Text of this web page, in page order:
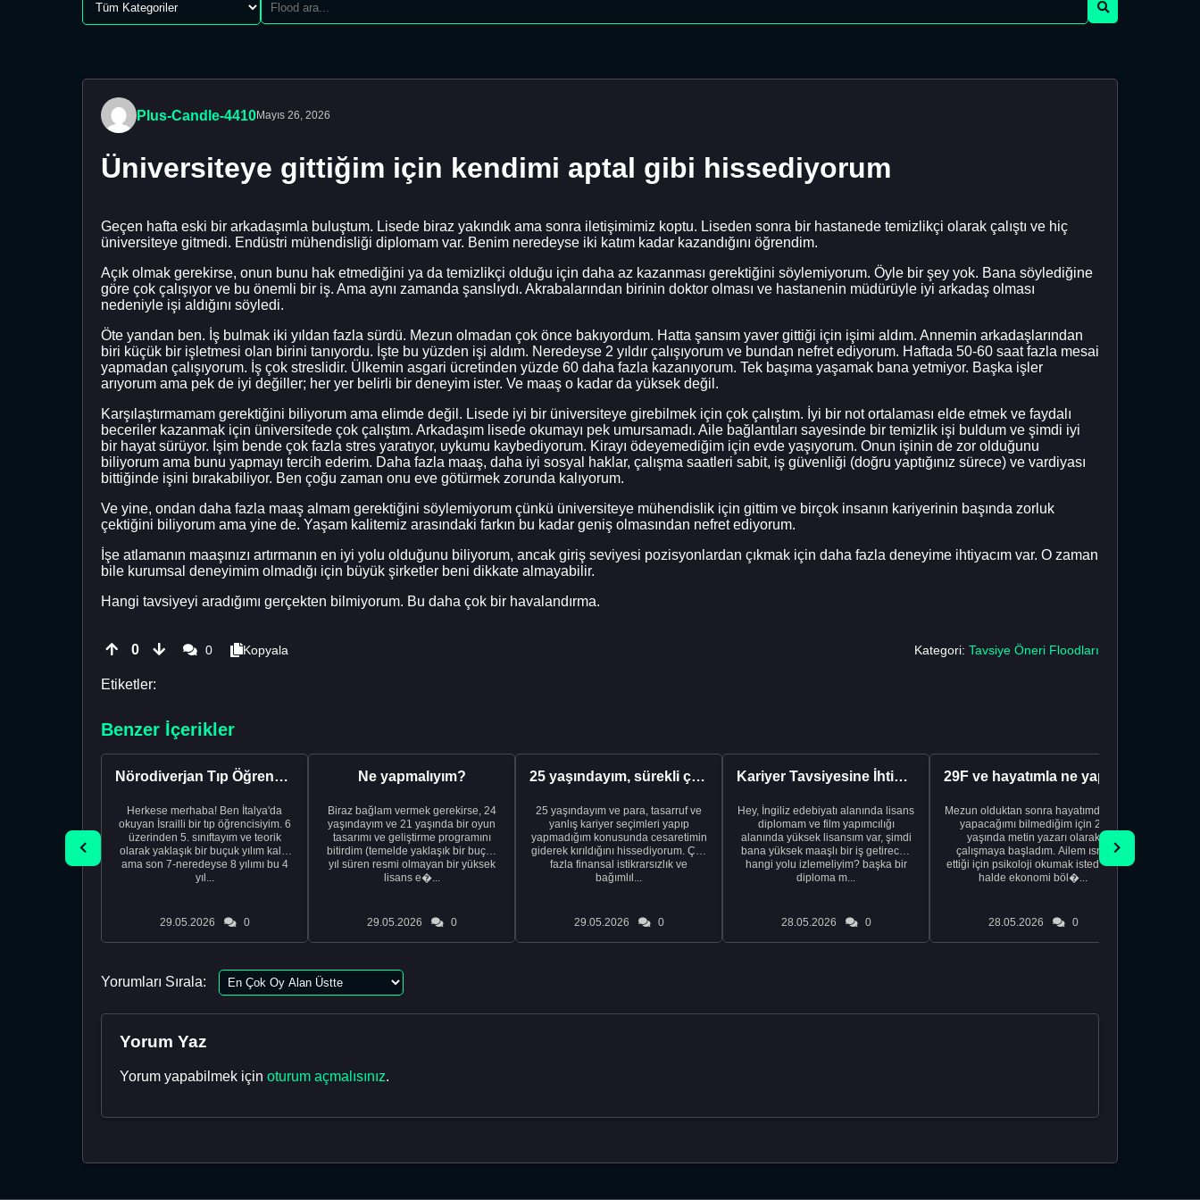
Plus-Candle-4410Mayıs 26, 2026
Üniversiteye gittiğim için kendimi aptal gibi hissediyorum
Geçen hafta eski bir arkadaşımla buluştum. Lisede biraz yakındık ama sonra iletişimimiz koptu. Liseden sonra bir hastanede temizlikçi olarak çalıştı ve hiç
üniversiteye gitmedi. Endüstri mühendisliği diplomam var. Benim neredeyse iki katım kadar kazandığını öğrendim.
Açık olmak gerekirse, onun bunu hak etmediğini ya da temizlikçi olduğu için daha az kazanması gerektiğini söylemiyorum. Öyle bir şey yok. Bana söylediğine
göre çok çalışıyor ve bu önemli bir iş. Ama aynı zamanda şanslıydı. Akrabalarından birinin doktor olması ve hastanenin müdürüyle iyi arkadaş olması
nedeniyle işi aldığını söyledi.
Öte yandan ben. İş bulmak iki yıldan fazla sürdü. Mezun olmadan çok önce bakıyordum. Hatta şansım yaver gittiği için işimi aldım. Annemin arkadaşlarından
biri küçük bir işletmesi olan birini tanıyordu. İşte bu yüzden işi aldım. Neredeyse 2 yıldır çalışıyorum ve bundan nefret ediyorum. Haftada 50-60 saat fazla mesai
yapmadan çalışıyorum. İş çok streslidir. Ülkemin asgari ücretinden yüzde 60 daha fazla kazanıyorum. Tek başıma yaşamak bana yetmiyor. Başka işler
arıyorum ama pek de iyi değiller; her yer belirli bir deneyim ister. Ve maaş o kadar da yüksek değil.
Karşılaştırmamam gerektiğini biliyorum ama elimde değil. Lisede iyi bir üniversiteye girebilmek için çok çalıştım. İyi bir not ortalaması elde etmek ve faydalı
beceriler kazanmak için üniversitede çok çalıştım. Arkadaşım lisede okumayı pek umursamadı. Aile bağlantıları sayesinde bir temizlik işi buldum ve şimdi iyi
bir hayat sürüyor. İşim bende çok fazla stres yaratıyor, uykumu kaybediyorum. Kirayı ödeyemediğim için evde yaşıyorum. Onun işinin de zor olduğunu
biliyorum ama bunu yapmayı tercih ederim. Daha fazla maaş, daha iyi sosyal haklar, çalışma saatleri sabit, iş güvenliği (doğru yaptığınız sürece) ve vardiyası
bittiğinde işini bırakabiliyor. Ben çoğu zaman onu eve götürmek zorunda kalıyorum.
Ve yine, ondan daha fazla maaş almam gerektiğini söylemiyorum çünkü üniversiteye mühendislik için gittim ve birçok insanın kariyerinin başında zorluk
çektiğini biliyorum ama yine de. Yaşam kalitemiz arasındaki farkın bu kadar geniş olmasından nefret ediyorum.
İşe atlamanın maaşınızı artırmanın en iyi yolu olduğunu biliyorum, ancak giriş seviyesi pozisyonlardan çıkmak için daha fazla deneyime ihtiyacım var. O zaman
bile kurumsal deneyimim olmadığı için büyük şirketler beni dikkate almayabilir.
Hangi tavsiyeyi aradığımı gerçekten bilmiyorum. Bu daha çok bir havalandırma.
0 0 Kopyala Kategori: Tavsiye Öneri Floodları
Etiketler:
Benzer İçerikler
Nörodiverjan Tıp Öğrencisi Yeni Bir Yol Arıyor
Herkese merhaba! Ben İtalya'da
okuyan İsrailli bir tıp öğrencisiyim. 6
üzerinden 5. sınıftayım ve teorik
olarak yaklaşık bir buçuk yılım kaldı
ama son 7-neredeyse 8 yılımı bu 4
yıl...
29.05.2026 0
Ne yapmalıyım?
Biraz bağlam vermek gerekirse, 24
yaşındayım ve 21 yaşında bir oyun
tasarımı ve geliştirme programını
bitirdim (temelde yaklaşık bir buçuk
yıl süren resmi olmayan bir yüksek
lisans e�...
29.05.2026 0
25 yaşındayım, sürekli çalışıyorum ve hâlâ maddi a...
25 yaşındayım ve para, tasarruf ve
yanlış kariyer seçimleri yapıp
yapmadığım konusunda cesaretimin
giderek kırıldığını hissediyorum. Çok
fazla finansal istikrarsızlık ve
bağımlıl...
29.05.2026 0
Kariyer Tavsiyesine İhtiyacınız Var
Hey, İngiliz edebiyatı alanında lisans
diplomam ve film yapımcılığı
alanında yüksek lisansım var, şimdi
bana yüksek maaşlı bir iş getirecek
hangi yolu izlemeliyim? başka bir
diploma m...
28.05.2026 0
Mezun olduktan sonra hayatımda ne
yapacağımı bilmediğim için 20
yaşında metin yazarı olarak
çalışmaya başladım. Ailem ısrar
ettiği için psikoloji okumak istediğim
halde ekonomi böl�...
28.05.2026 0
Yorumları Sırala:
Yorum Yaz
Yorum yapabilmek için oturum açmalısınız.